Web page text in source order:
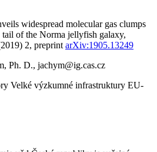
widespread molecular gas clumps
tail of the Norma jellyfish galaxy,
2, preprint arXiv:1905.13249
Ph. D., jachym@ig.cas.cz
Velké výzkumné infrastruktury EU-